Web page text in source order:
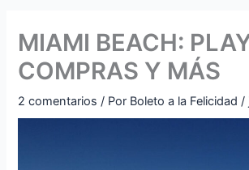
MIAMI BEACH:
COMPRAS Y MÁS
2 comentarios / Por Boleto a la Felicidad/